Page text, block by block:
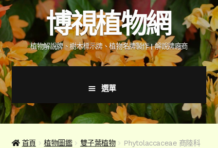
跳
至
導
覽
列
跳
至
主
要
內
容
博視植物網
植物解說牌、樹木標示牌、植物名牌製作 | 解說牌廠商
選單
產品價格表
首頁 植物圖鑑 雙子葉植物 Phytolaccaceae 商陸科